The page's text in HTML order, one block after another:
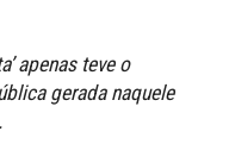
apenas teve o
gerada naquele